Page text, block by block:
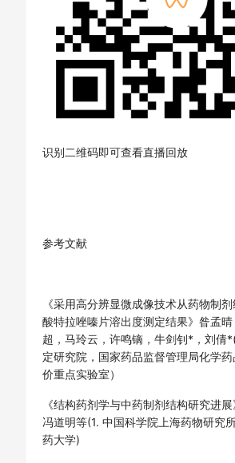
识别二维码即可查看直播回放
参考文献
《采用高分辨显微成像技术从药物制
酸特拉唑嗪片溶出度测定结果》昝孟
超，马玲云，许鸣镝，牛剑钊*，刘倩
定研究院，国家药品监督管理局化学
价重点实验室）
《结构药剂学与中药制剂结构研究进
冯道明等(1. 中国科学院上海药物研究
药大学)